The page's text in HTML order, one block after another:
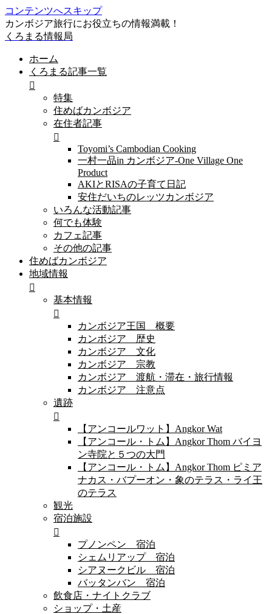
コンテンツへスキップ
カンボジア旅行にお役立ちの情報満載！
くろまる情報局
ホーム
くろまる記事一覧
特集
住めばカンボジア
在住者記事
Toyomi’s Cambodian Cooking
一村一品in カンボジア-One Village One
Product
AKIとRISAの子育て日記
安住だいちのレッツカンボジア
いろんな活動記事
何でも体験
カフェ記事
その他の記事
住めばカンボジア
地域情報
基本情報
カンボジア王国 概要
カンボジア 歴史
カンボジア 文化
カンボジア 宗教
カンボジア 渡航・滞在・旅行情報
カンボジア 注意点
遺跡
【アンコールワット】Angkor Wat
【アンコール・トム】Angkor Thom バイヨ
ン寺院と５つの大門
【アンコール・トム】Angkor Thom ピミア
ナカス・バプーオン・象のテラス・ライ王
のテラス
観光
宿泊施設
プノンペン 宿泊
シェムリアップ 宿泊
シアヌークビル 宿泊
バッタンバン 宿泊
飲食店・ナイトクラブ
ショップ・土産